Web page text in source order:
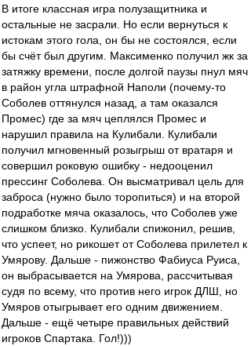
В итоге классная игра полузащитника и
остальные не засрали. Но если вернуться к
истокам этого гола, он бы не состоялся, если
бы счёт был другим. Максименко получил жк за
затяжку времени, после долгой паузы пнул мяч
в район угла штрафной Наполи (почему-то
Соболев оттянулся назад, а там оказался
Промес) где за мяч цеплялся Промес и
нарушил правила на Кулибали. Кулибали
получил мгновенный розыгрыш от вратаря и
совершил роковую ошибку - недооценил
прессинг Соболева. Он высматривал цель для
заброса (нужно было торопиться) и на второй
подработке мяча оказалось, что Соболев уже
слишком близко. Кулибали спижонил, решив,
что успеет, но рикошет от Соболева прилетел к
Умярову. Дальше - пижонство Фабиуса Руиса,
он выбрасывается на Умярова, рассчитывая
судя по всему, что против него игрок ДЛШ, но
Умяров отыгрывает его одним движением.
Дальше - ещё четыре правильных действий
игроков Спартака. Гол!)))